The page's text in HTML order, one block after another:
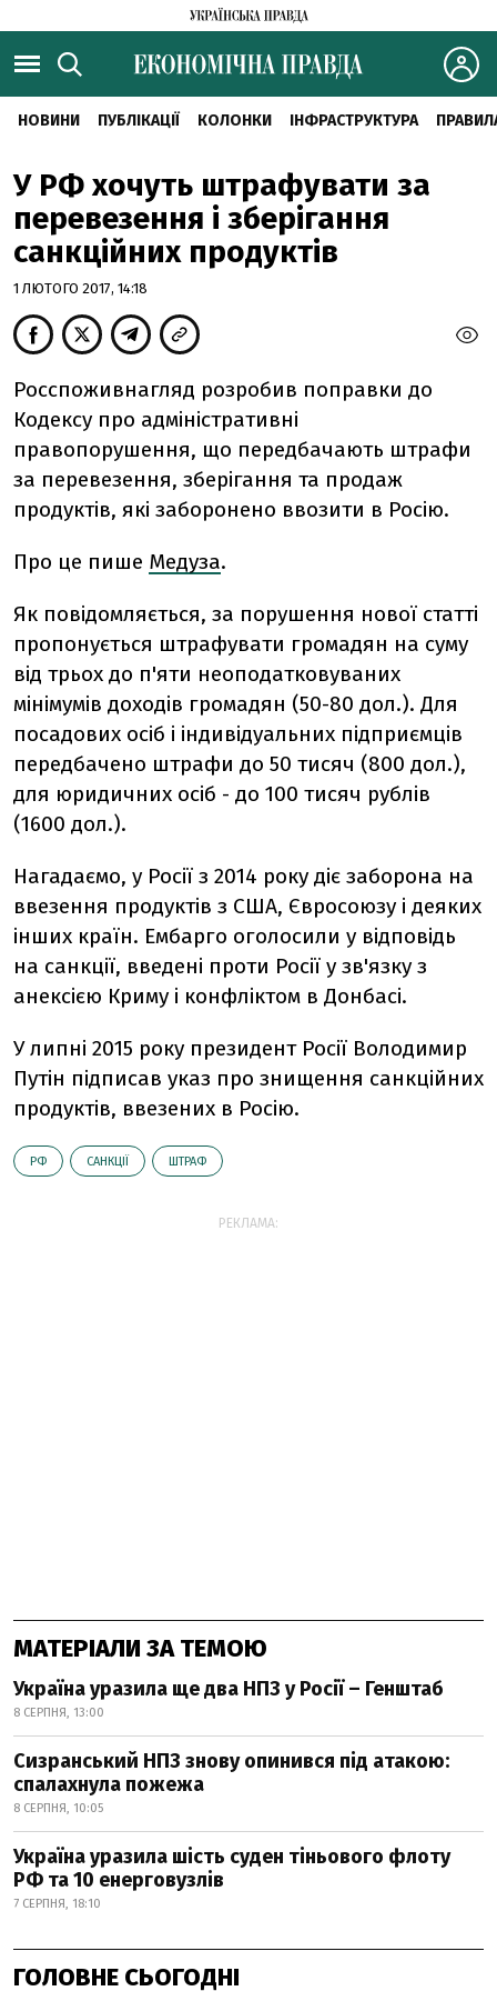
НОВИНИ ПУБЛІКАЦІЇ КОЛОНКИ ІНФРАСТРУКТУРА
У РФ хочуть штрафувати за
перевезення і зберігання
санкційних продуктів
1 ЛЮТОГО 2017, 14:18
Росспоживнагляд розробив поправки до
Кодексу про адміністративні
правопорушення, що передбачають штрафи
за перевезення, зберігання та продаж
продуктів, які заборонено ввозити в Росію.
Про це пише Медуза.
Як повідомляється, за порушення нової статті
пропонується штрафувати громадян на суму
від трьох до п'яти неоподатковуваних
мінімумів доходів громадян (50-80 дол.). Для
посадових осіб і індивідуальних підприємців
передбачено штрафи до 50 тисяч (800 дол.),
для юридичних осіб - до 100 тисяч рублів
(1600 дол.).
Нагадаємо, у Росії з 2014 року діє заборона на
ввезення продуктів з США, Євросоюзу і деяких
інших країн. Ембарго оголосили у відповідь
на санкції, введені проти Росії у зв'язку з
анексією Криму і конфліктом в Донбасі.
У липні 2015 року президент Росії Володимир
Путін підписав указ про знищення санкційних
продуктів, ввезених в Росію.
РФ САНКЦІЇ ШТРАФ
РЕКЛАМА:
МАТЕРІАЛИ ЗА ТЕМОЮ
Україна уразила ще два НПЗ у Росії – Генштаб
8 СЕРПНЯ, 13:00
Сизранський НПЗ знову опинився під атакою:
спалахнула пожежа
8 СЕРПНЯ, 10:05
Україна уразила шість суден тіньового флоту
РФ та 10 енерговузлів
7 СЕРПНЯ, 18:10
ГОЛОВНЕ СЬОГОДНІ